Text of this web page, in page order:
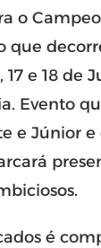
o
que
17 e 18 de
Evento
e Júnior e
é